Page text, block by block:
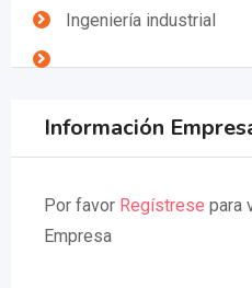
Ingeniería industrial
Información
Por favor Regístrese para
Empresa